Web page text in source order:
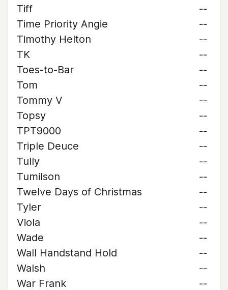
Tiff
--
Time Priority Angie
--
Timothy Helton
--
TK
--
Toes-to-Bar
--
Tom
--
Tommy V
--
Topsy
--
TPT9000
--
Triple Deuce
--
Tully
--
Tumilson
--
Twelve Days of Christmas
--
Tyler
--
Viola
--
Wade
--
Wall Handstand Hold
--
Walsh
--
War Frank
--